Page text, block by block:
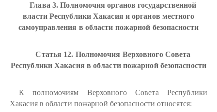
Глава 3. Полномочия органов государственной
власти Республики Хакасия и органов местного
самоуправления в области пожарной безопасности
Статья 12. Полномочия Верховного Совета
Республики Хакасия в области пожарной безопасности
К полномочиям Верховного Совета Республики
Хакасия в области пожарной безопасности относятся: